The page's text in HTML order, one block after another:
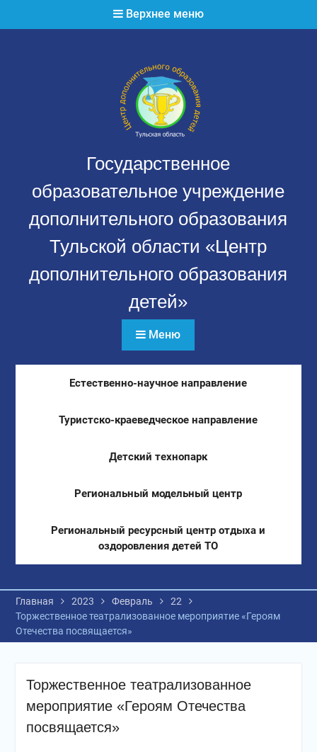
Верхнее меню
Государственное
образовательное учреждение
дополнительного образования
Тульской области «Центр
дополнительного образования
детей»
Меню
Естественно-научное направление
Туристско-краеведческое направление
Детский технопарк
Региональный модельный центр
Региональный ресурсный центр отдыха и
оздоровления детей ТО
Главная 2023 Февраль
22
Торжественное театрализованное мероприятие «Героям
Отечества посвящается»
Торжественное театрализованное
мероприятие «Героям Отечества
посвящается»